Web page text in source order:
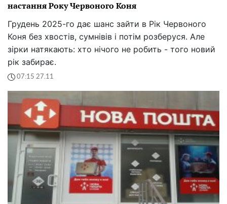
настання Року Червоного Коня
Грудень 2025-го дає шанс зайти в Рік Червоного
Коня без хвостів, сумнівів і потім розберуся. Але
зірки натякають: хто нічого не робить - того новий
рік забирає.
07:15 27.11